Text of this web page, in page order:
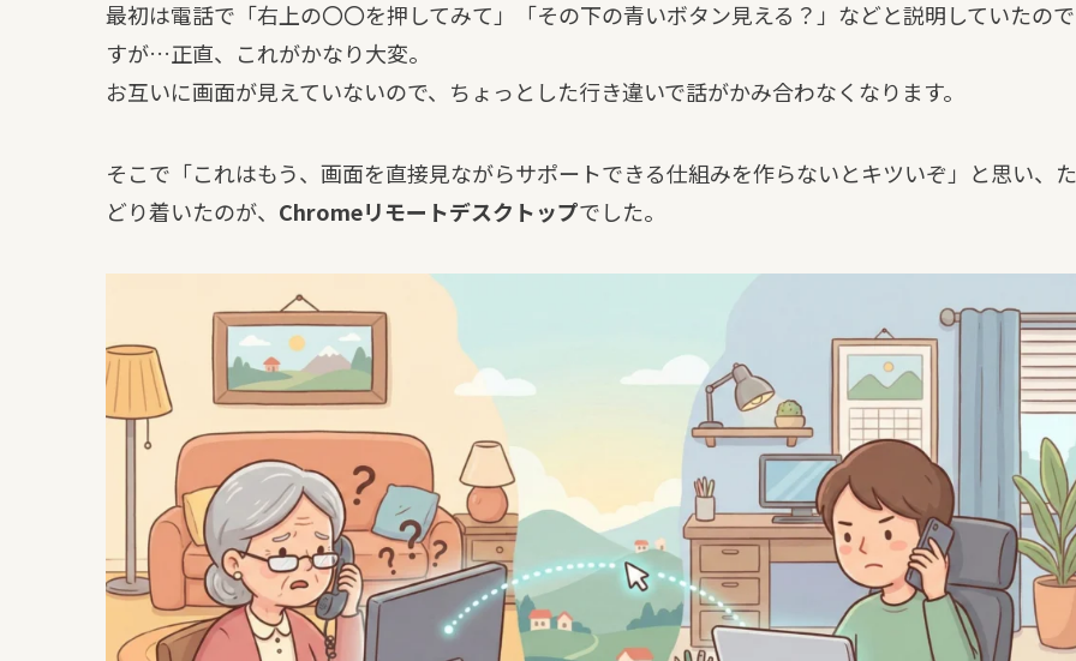
最初は電話で「右上の〇〇を押してみて」「その下の青いボタン見える？」などと説明していたので
すが…正直、これがかなり大変。
お互いに画面が見えていないので、ちょっとした行き違いで話がかみ合わなくなります。
そこで「これはもう、画面を直接見ながらサポートできる仕組みを作らないとキツいぞ」と思い、た
どり着いたのが、 Chromeリモートデスクトップでした。